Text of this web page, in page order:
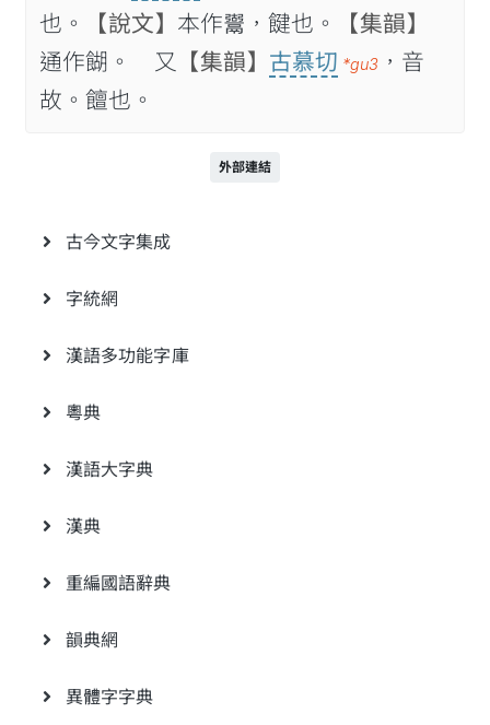
也。
【說文】 本作𩱍，䭈也。
【集韻】
通作餬。 又
【集韻】 古慕切 *gu3 ，音
故。饘也。
外部連結
古今文字集成
字統網
漢語多功能字庫
粵典
漢語大字典
漢典
重編國語辭典
韻典網
異體字字典